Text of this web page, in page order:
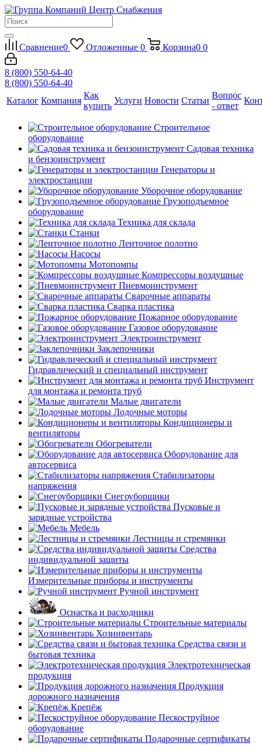
Сравнение0 Отложенные 0 Корзина0 0
8 (800) 550-64-40
8 (800) 550-64-40
Каталог Компания
Как
купить
Услуги Новости Статьи
Вопрос
- ответ
Строительное
оборудование
Садовая техника
и бензоинструмент
Генераторы и
электростанции
Уборочное оборудование
Грузоподъемное
оборудование
Техника для склада
Станки
Ленточное полотно
Насосы
Мотопомпы
Компрессоры воздушные
Пневмоинструмент
Сварочные аппараты
Сварка пластика
Пожарное оборудование
Газовое оборудование
Электроинструмент
Заклепочники
Гидравлический и специальный инструмент
Инструмент
для монтажа и ремонта труб
Малые двигатели
Лодочные моторы
Кондиционеры и
вентиляторы
Обогреватели
Оборудование для
автосервиса
Стабилизаторы
напряжения
Снегоуборщики
Пусковые и
зарядные устройства
Мебель
Лестницы и стремянки
Средства
индивидуальной защиты
Измерительные приборы и инструменты
Ручной инструмент
Оснастка и расходники
Строительные материалы
Хозинвентарь
Средства связи и
бытовая техника
Электротехническая
продукция
Продукция
дорожного назначения
Крепёж
Пескоструйное
оборудование
Подарочные сертификаты